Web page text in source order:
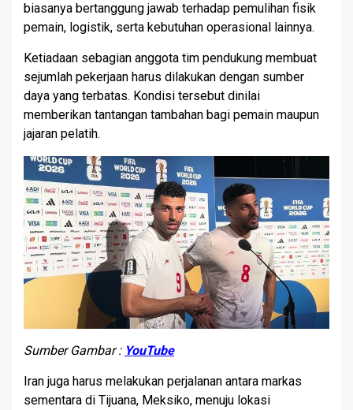
biasanya bertanggung jawab terhadap pemulihan fisik
pemain, logistik, serta kebutuhan operasional lainnya.
Ketiadaan sebagian anggota tim pendukung membuat
sejumlah pekerjaan harus dilakukan dengan sumber
daya yang terbatas. Kondisi tersebut dinilai
memberikan tantangan tambahan bagi pemain maupun
jajaran pelatih.
Sumber Gambar : YouTube
Iran juga harus melakukan perjalanan antara markas
sementara di Tijuana, Meksiko, menuju lokasi